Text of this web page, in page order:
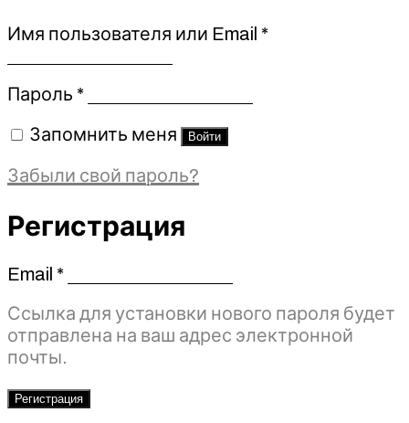
Имя пользователя или Email *Обязательно
Пароль *Обязательно
Запомнить меня Войти
Забыли свой пароль?
Регистрация
Email *Обязательно
Ссылка для установки нового пароля будет
отправлена ​​на ваш адрес электронной
почты.
Регистрация